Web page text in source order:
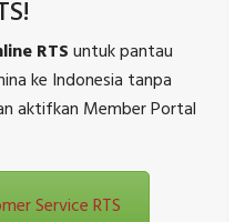
RTSuntuk pantau
ke Indonesia tanpa
aktifkan Member Portal
Service RTS